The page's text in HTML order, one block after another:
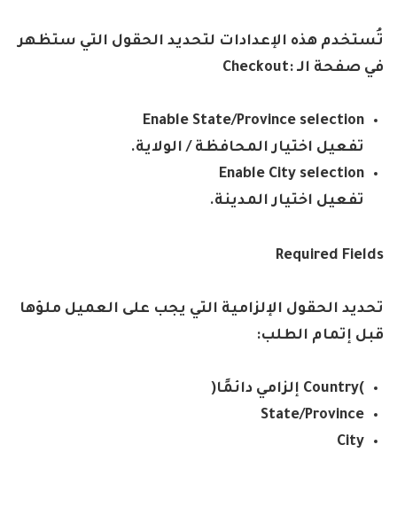
تُستخدم هذه الإعدادات لتحديد الحقول التي ستظهر
في صفحة الـ :Checkout
Enable State/Province selection
تفعيل اختيار المحافظة / الولاية.
Enable City selection
تفعيل اختيار المدينة.
Required Fields
تحديد الحقول الإلزامية التي يجب على العميل ملؤها
قبل إتمام الطلب:
)Country إلزامي دائمًا(
State/Province
City